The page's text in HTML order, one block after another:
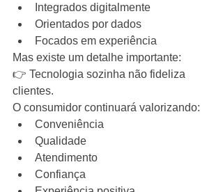
Integrados digitalmente
Orientados por dados
Focados em experiência
Mas existe um detalhe importante:
👉 Tecnologia sozinha não fideliza
clientes.
O consumidor continuará valorizando:
Conveniência
Qualidade
Atendimento
Confiança